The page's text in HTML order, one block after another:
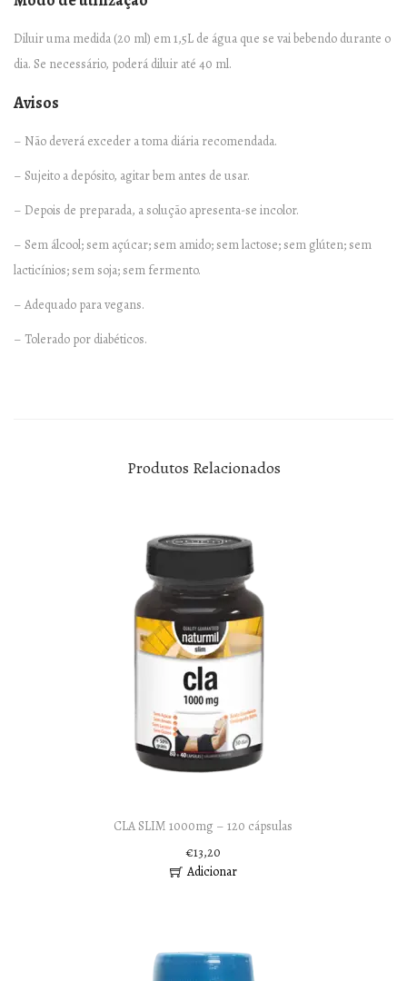
Diluir uma medida (20 ml) em 1,5L de água que se vai bebendo durante o
dia. Se necessário, poderá diluir até 40 ml.
Avisos
– Não deverá exceder a toma diária recomendada.
– Sujeito a depósito, agitar bem antes de usar.
– Depois de preparada, a solução apresenta-se incolor.
– Sem álcool; sem açúcar; sem amido; sem lactose; sem glúten; sem
lacticínios; sem soja; sem fermento.
– Adequado para vegans.
– Tolerado por diabéticos.
Produtos Relacionados
CLA SLIM 1000mg – 120 cápsulas
€13,20
Adicionar